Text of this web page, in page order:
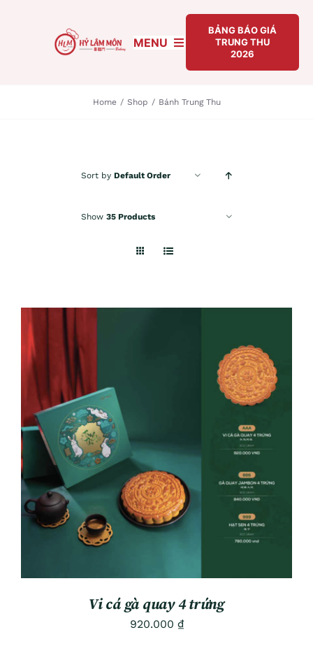
MENU
BẢNG BÁO GIÁ TRUNG THU 2026
BÁNH TRUNG THU
BẢNG BÁO GIÁ
TRUNG THU
2026
Home / Shop / Bánh Trung Thu
Sort by Default Order
Show 35 Products
ADD TO CART
DETAILS
Vi cá gà quay 4 trứng
920.000 ₫